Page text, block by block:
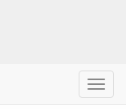
Menu